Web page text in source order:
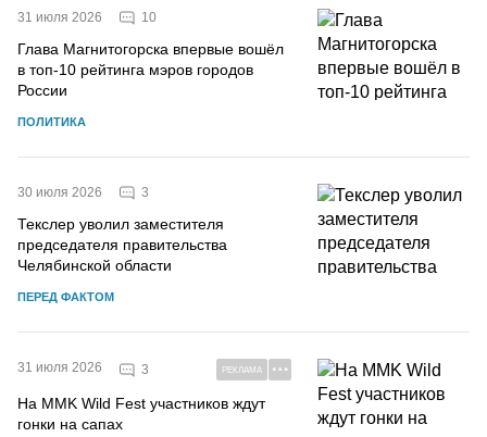
31 июля 2026 10
Глава Магнитогорска впервые вошёл
в топ-10 рейтинга мэров городов
России
ПОЛИТИКА
30 июля 2026 3
Текслер уволил заместителя
председателя правительства
Челябинской области
ПЕРЕД ФАКТОМ
31 июля 2026 3 РЕКЛАМА
На MMK Wild Fest участников ждут
гонки на сапах